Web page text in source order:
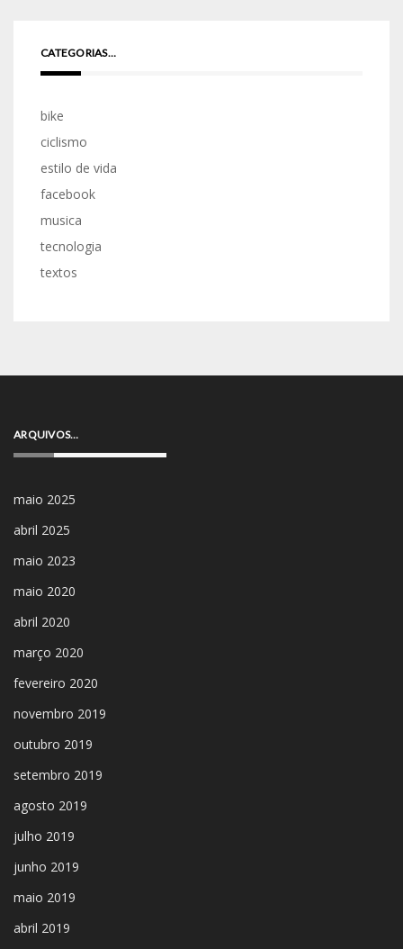
CATEGORIAS…
bike
ciclismo
estilo de vida
facebook
musica
tecnologia
textos
ARQUIVOS…
maio 2025
abril 2025
maio 2023
maio 2020
abril 2020
março 2020
fevereiro 2020
novembro 2019
outubro 2019
setembro 2019
agosto 2019
julho 2019
junho 2019
maio 2019
abril 2019